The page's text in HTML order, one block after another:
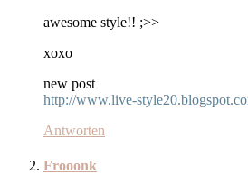
awesome style!! ;>>
xoxo
new post
http://www.live-
Antworten
Frooonk